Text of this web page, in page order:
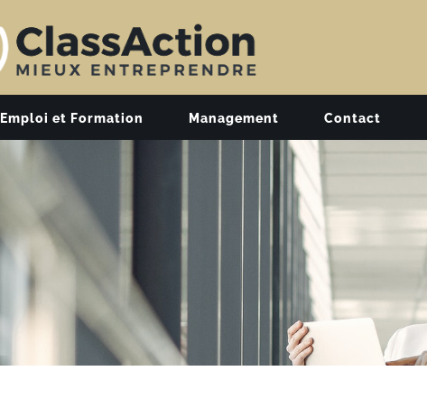
Emploi et Formation Management Contact